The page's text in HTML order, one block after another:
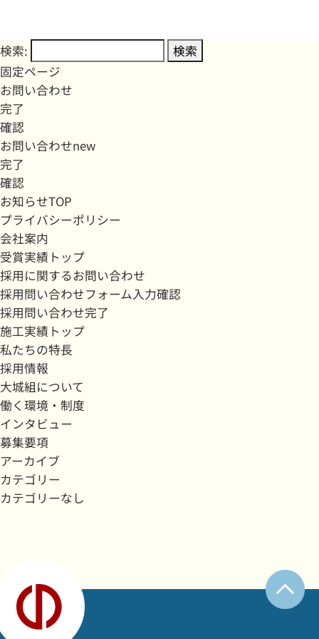
検索:
固定ページ
お問い合わせ
完了
確認
お問い合わせnew
完了
確認
お知らせTOP
プライバシーポリシー
会社案内
受賞実績トップ
採用に関するお問い合わせ
採用問い合わせフォーム入力確認
採用問い合わせ完了
施工実績トップ
私たちの特長
採用情報
大城組について
働く環境・制度
インタビュー
募集要項
アーカイブ
カテゴリー
カテゴリーなし